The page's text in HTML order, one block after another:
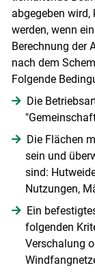
abgegeben
werden, wenn
Berechnung der
nach dem
Folgende
Die
Die Flächen
sein und
sind:
Nutzungen,
Ein
folgenden
Verschalung